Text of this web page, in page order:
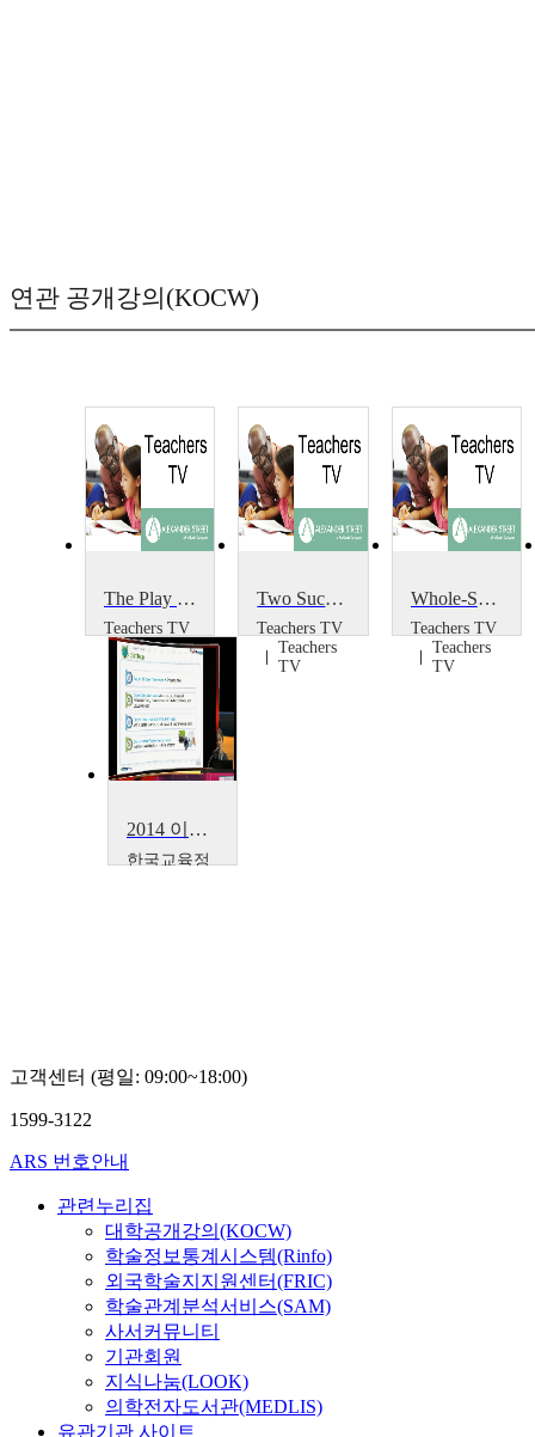
연관 공개강의(KOCW)
The Play Project
Teachers TV
Teachers
TV
Two Successful Projects
Teachers TV
Teachers
TV
Whole-School Portrait Project
Teachers TV
Teachers
TV
2014 이러닝 국제 콘퍼런스 : What is the Lessons from Education Support Project~
한국교육정
고객센터 (평일: 09:00~18:00)
1599-3122
ARS 번호안내
관련누리집
대학공개강의(KOCW)
학술정보통계시스템(Rinfo)
외국학술지지원센터(FRIC)
학술관계분석서비스(SAM)
사서커뮤니티
기관회원
지식나눔(LOOK)
의학전자도서관(MEDLIS)
유관기관 사이트